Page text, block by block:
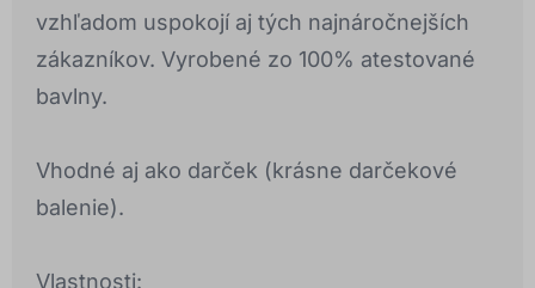
vzhľadom uspokojí aj tých najnáročnejších
zákazníkov. Vyrobené zo 100% atestované
bavlny.
Vhodné aj ako darček (krásne darčekové
balenie).
Vlastnosti: